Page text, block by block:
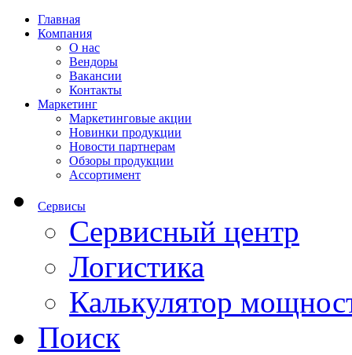
Главная
Компания
О нас
Вендоры
Вакансии
Контакты
Маркетинг
Маркетинговые акции
Новинки продукции
Новости партнерам
Обзоры продукции
Ассортимент
Сервисы
Сервисный центр
Логистика
Калькулятор
Поиск